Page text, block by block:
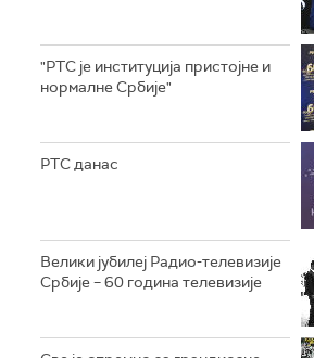
"РТС је институција пристојне и
нормалне Србије"
РТС данас
Велики јубилеј Радио-телевизије
Србије – 60 година телевизије